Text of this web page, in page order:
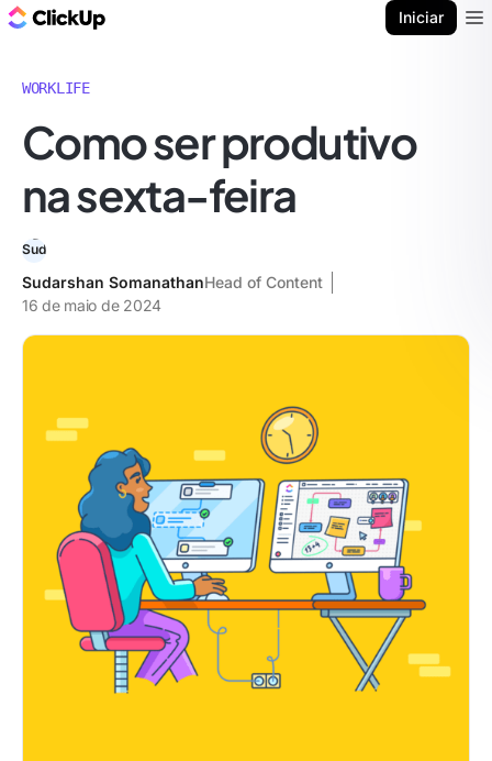
Iniciar
WORKLIFE
Como ser produtivo
na sexta-feira
Sudarshan SomanathanHead of Content
16 de maio de 2024